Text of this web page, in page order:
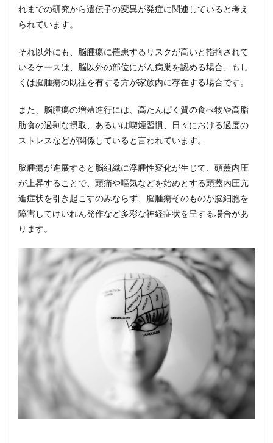
れまでの研究から遺伝子の変異が発症に関連していると考え
られています。
それ以外にも、脳腫瘍に罹患するリスクが高いと指摘されて
いるケースは、脳以外の部位にがん病巣を認める場合、もし
くは脳腫瘍の既往を有する方が家族内に存在する場合です。
また、脳腫瘍の増殖進行には、高たんぱく質の食べ物や高脂
肪食の過剰な摂取、あるいは喫煙習慣、日々における過度の
ストレスなどが関係していると言われています。
脳腫瘍が進展すると脳組織に浮腫性変化が生じて、頭蓋内圧
が上昇することで、頭痛や嘔気などを始めとする頭蓋内圧亢
進症状を引き起こすのみならず、脳腫瘍そのものが脳細胞を
障害してけいれん発作など多彩な神経症状を呈する場合があ
ります。